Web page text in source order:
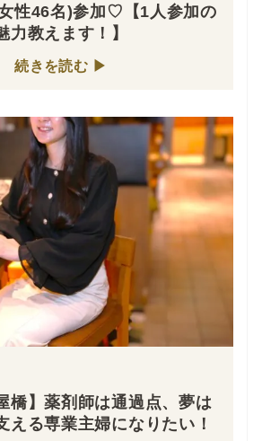
性46名)参加♡【1人参加の
力教えます！】
続きを読む
橋】薬剤師は通過点、夢は
える専業主婦になりたい！